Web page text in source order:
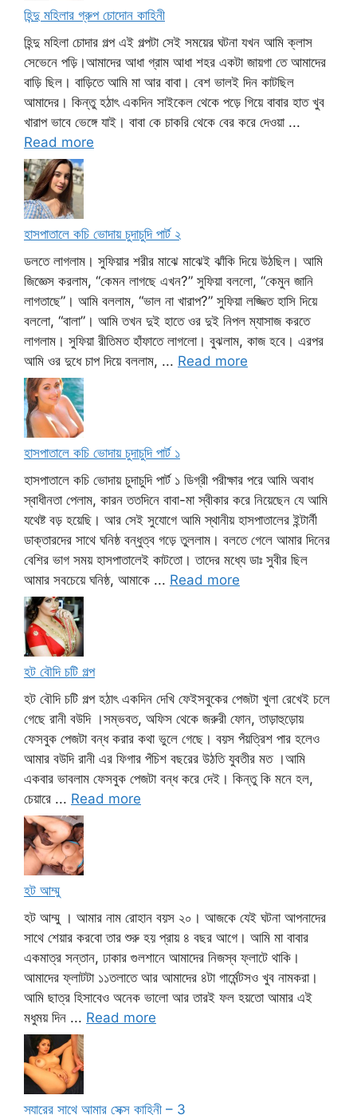
হিন্দু মহিলার গ্রুপ চোদোন কাহিনী
হিন্দু মহিলা চোদার গল্প এই গল্পটা সেই সময়ের ঘটনা যখন আমি ক্লাস
সেভেনে পড়ি।আমাদের আধা গ্রাম আধা শহর একটা জায়গা তে আমাদের
বাড়ি ছিল। বাড়িতে আমি মা আর বাবা। বেশ ভালই দিন কাটছিল
আমাদের। কিন্তু হঠাৎ একদিন সাইকেল থেকে পড়ে গিয়ে বাবার হাত খুব
খারাপ ভাবে ভেঙ্গে যাই। বাবা কে চাকরি থেকে বের করে দেওয়া ...
Read more
হাসপাতালে কচি ভোদায় চুদাচুদি পার্ট ২
ডলতে লাগলাম। সুফিয়ার শরীর মাঝে মাঝেই ঝাঁকি দিয়ে উঠছিল। আমি
জিজ্ঞেস করলাম, “কেমন লাগছে এখন?” সুফিয়া বললো, “কেমুন জানি
লাগতাছে”। আমি বললাম, “ভাল না খারাপ?” সুফিয়া লজ্জিত হাসি দিয়ে
বললো, “বালা”। আমি তখন দুই হাতে ওর দুই নিপল ম্যাসাজ করতে
লাগলাম। সুফিয়া রীতিমত হাঁফাতে লাগলো। বুঝলাম, কাজ হবে। এরপর
আমি ওর দুধে চাপ দিয়ে বললাম, ... Read more
হাসপাতালে কচি ভোদায় চুদাচুদি পার্ট ১
হাসপাতালে কচি ভোদায় চুদাচুদি পার্ট ১ ডিগ্রী পরীক্ষার পরে আমি অবাধ
স্বাধীনতা পেলাম, কারন ততদিনে বাবা-মা স্বীকার করে নিয়েছেন যে আমি
যথেষ্ট বড় হয়েছি। আর সেই সুযোগে আমি স্থানীয় হাসপাতালের ইন্টার্নী
ডাক্তারদের সাথে ঘনিষ্ঠ বন্ধুত্ব গড়ে তুললাম। বলতে গেলে আমার দিনের
বেশির ভাগ সময় হাসপাতালেই কাটতো। তাদের মধ্যে ডাঃ সুবীর ছিল
আমার সবচেয়ে ঘনিষ্ঠ, আমাকে ... Read more
হট বৌদি চটি গল্প
হট বৌদি চটি গল্প হঠাৎ একদিন দেখি ফেইসবুকের পেজটা খুলা রেখেই চলে
গেছে রানী বউদি ।সম্ভবত, অফিস থেকে জরুরী ফোন, তাড়াহুড়োয়
ফেসবুক পেজটা বন্ধ করার কথা ভুলে গেছে। বয়স পঁয়ত্রিশ পার হলেও
আমার বউদি রানী এর ফিগার পঁচিশ বছরের উঠতি যুবতীর মত ।আমি
একবার ভাবলাম ফেসবুক পেজটা বন্ধ করে দেই। কিন্তু কি মনে হল,
চেয়ারে ... Read more
হট আম্মু
হট আম্মু । আমার নাম রোহান বয়স ২০। আজকে যেই ঘটনা আপনাদের
সাথে শেয়ার করবো তার শুরু হয় প্রায় ৪ বছর আগে। আমি মা বাবার
একমাত্র সন্তান, ঢাকার গুলশানে আমাদের নিজস্ব ফ্লাটে থাকি।
আমাদের ফ্লাটটা ১১তলাতে আর আমাদের ৪টা গার্মেন্টসও খুব নামকরা।
আমি ছাত্র হিসাবেও অনেক ভালো আর তারই ফল হয়তো আমার এই
মধুময় দিন ... Read more
স্যারের সাথে আমার সেক্স কাহিনী – 3